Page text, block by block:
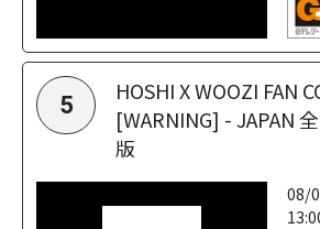
5
HOSHI X WOOZI FAN
[WARNING] - JAPAN
版
08/